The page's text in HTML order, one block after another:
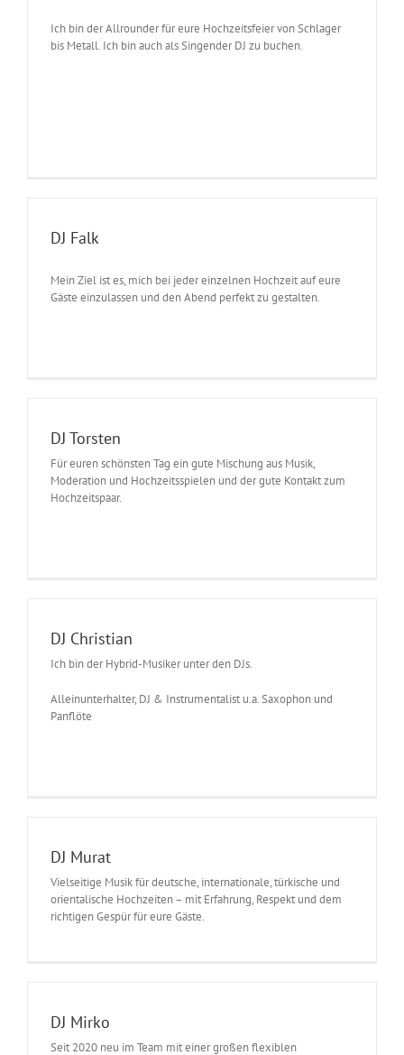
Ich bin der Allrounder für eure Hochzeitsfeier von Schlager
bis Metall. Ich bin auch als Singender DJ zu buchen.
DJ Falk
Mein Ziel ist es, mich bei jeder einzelnen Hochzeit auf eure
Gäste einzulassen und den Abend perfekt zu gestalten.
DJ Torsten
Für euren schönsten Tag ein gute Mischung aus Musik,
Moderation und Hochzeitsspielen und der gute Kontakt zum
Hochzeitspaar.
DJ Christian
Ich bin derHybrid-Musiker unter den DJs.
Alleinunterhalter, DJ & Instrumentalist u.a. Saxophon und
Panflöte
DJ Murat
Vielseitige Musik für deutsche, internationale, türkische und
orientalische Hochzeiten – mit Erfahrung, Respekt und dem
richtigen Gespür für eure Gäste.
DJ Mirko
Seit 2020 neu im Team mit einer großen flexiblen